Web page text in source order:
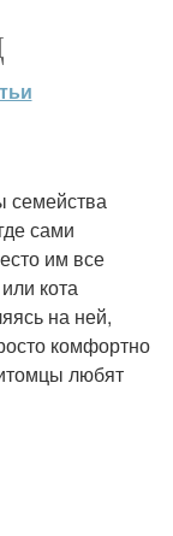
семейства
сами
им все
или кота
на ней,
комфортно
любят